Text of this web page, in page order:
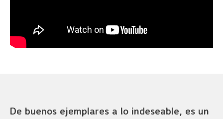
De buenos ejemplares a lo indeseable, es un